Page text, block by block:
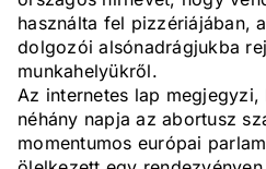
használta fel pizzériájában,
dolgozói alsónadrágjukba
munkahelyükről.
Az internetes lap
néhány napja az abortusz
momentumos európai